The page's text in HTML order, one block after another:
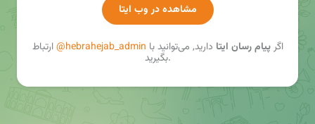
مشاهده در وب ایتا
اگرپیام رسان ایتا دارید, می‌توانید با @hebrahejab_adminارتباط
بگیرید.